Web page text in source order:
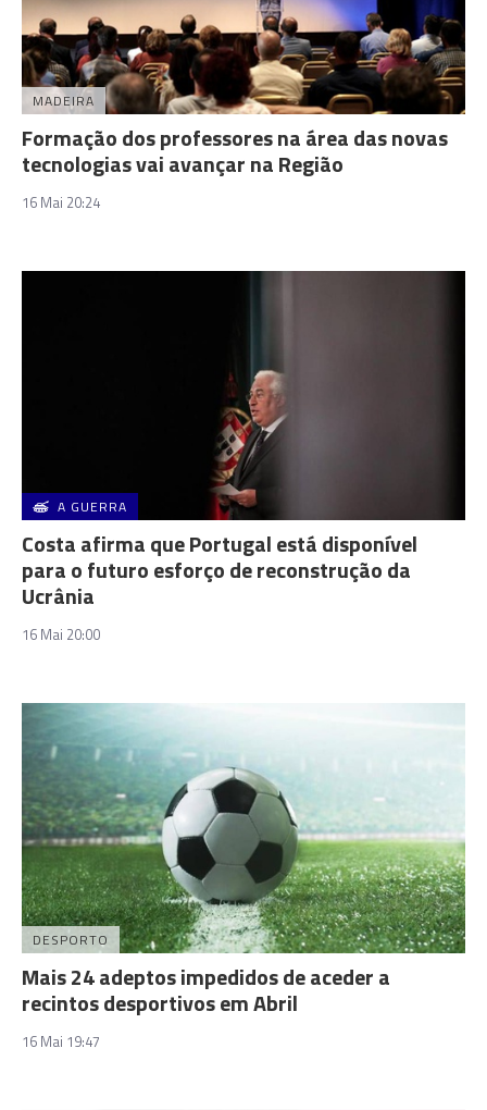
MADEIRA
Formação dos professores na área das novas
tecnologias vai avançar na Região
16 Mai 20:24
A GUERRA
Costa afirma que Portugal está disponível
para o futuro esforço de reconstrução da
Ucrânia
16 Mai 20:00
DESPORTO
Mais 24 adeptos impedidos de aceder a
recintos desportivos em Abril
16 Mai 19:47